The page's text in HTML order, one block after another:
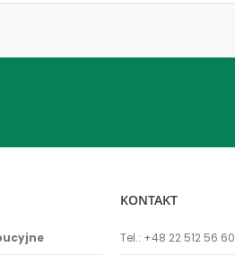
KONTAKT
Tel.: +48 22 512 56 60